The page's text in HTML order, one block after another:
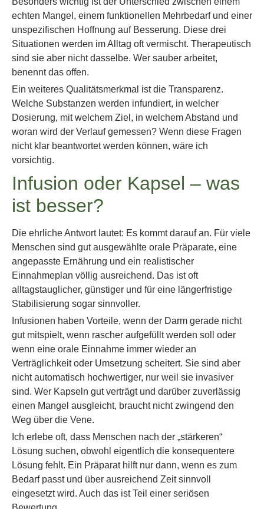
echten Mangel, einem funktionellen Mehrbedarf und einer
unspezifischen Hoffnung auf Besserung. Diese drei
Situationen werden im Alltag oft vermischt. Therapeutisch
sind sie aber nicht dasselbe. Wer sauber arbeitet,
benennt das offen.
Ein weiteres Qualitätsmerkmal ist die Transparenz.
Welche Substanzen werden infundiert, in welcher
Dosierung, mit welchem Ziel, in welchem Abstand und
woran wird der Verlauf gemessen? Wenn diese Fragen
nicht klar beantwortet werden können, wäre ich
vorsichtig.
Infusion oder Kapsel – was
ist besser?
Die ehrliche Antwort lautet: Es kommt darauf an. Für viele
Menschen sind gut ausgewählte orale Präparate, eine
angepasste Ernährung und ein realistischer
Einnahmeplan völlig ausreichend. Das ist oft
alltagstauglicher, günstiger und für eine längerfristige
Stabilisierung sogar sinnvoller.
Infusionen haben Vorteile, wenn der Darm gerade nicht
gut mitspielt, wenn rascher aufgefüllt werden soll oder
wenn eine orale Einnahme immer wieder an
Verträglichkeit oder Umsetzung scheitert. Sie sind aber
nicht automatisch hochwertiger, nur weil sie invasiver
sind. Wer Kapseln gut verträgt und darüber zuverlässig
einen Mangel ausgleicht, braucht nicht zwingend den
Weg über die Vene.
Ich erlebe oft, dass Menschen nach der „stärkeren“
Lösung suchen, obwohl eigentlich die konsequentere
Lösung fehlt. Ein Präparat hilft nur dann, wenn es zum
Bedarf passt und über ausreichend Zeit sinnvoll
eingesetzt wird. Auch das ist Teil einer seriösen